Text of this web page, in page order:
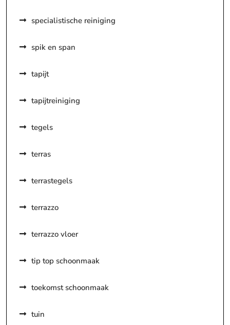
specialistische reiniging
spik en span
tapijt
tapijtreiniging
tegels
terras
terrastegels
terrazzo
terrazzo vloer
tip top schoonmaak
toekomst schoonmaak
tuin